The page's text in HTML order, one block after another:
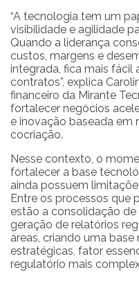
“A tecnologia tem um
visibilidade e agilidade
Quando a liderança
custos, margens e
integrada, fica mais fácil
contratos”, explica
financeiro da Mirante
fortalecer negócios
e inovação baseada em
cocriação.
Nesse contexto, o
fortalecer a base
ainda possuem
Entre os processos que
estão a consolidação de
geração de relatórios
áreas, criando uma
estratégicas, fator
regulatório mais